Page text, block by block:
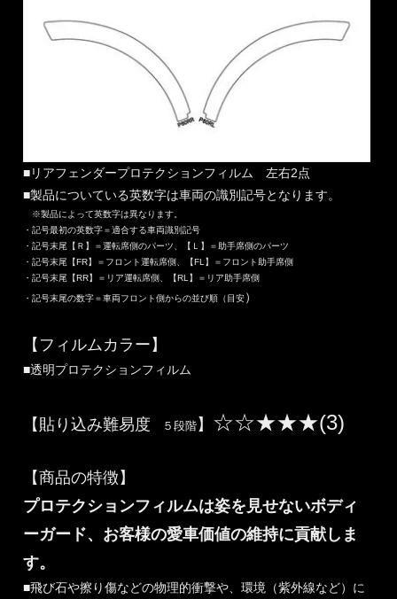
■リアフェンダープロテクションフィルム 左右2点
■製品についている英数字は車両の識別記号となります。
※製品によって英数字は異なります。
・記号最初の英数字＝適合する車両識別記号
・記号末尾【Ｒ】＝運転席側のパーツ、【Ｌ】＝助手席側のパーツ
・記号末尾【FR】＝フロント運転席側、【FL】＝フロント助手席側
・記号末尾【RR】＝リア運転席側、【RL】＝リア助手席側
・記号末尾の数字＝車両フロント側からの並び順（目安）
【フィルムカラー】
■透明プロテクションフィルム
【貼り込み難易度 ５段階 】 ☆☆★★★(3)
【商品の特徴】
プロテクションフィルムは姿を見せないボディ
ーガード、お客様の愛車価値の維持に貢献しま
す。
■飛び石や擦り傷などの物理的衝撃や、環境（紫外線など）に